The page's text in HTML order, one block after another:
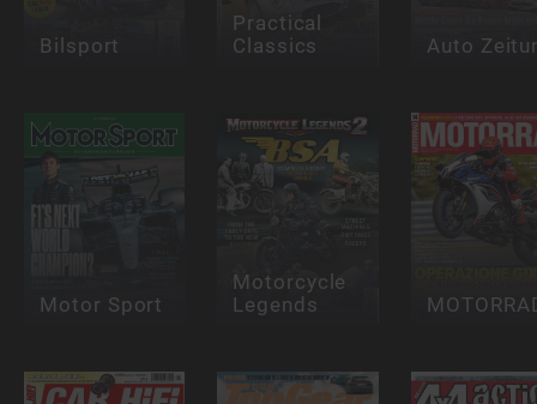
Bilsport
Practical
Classics Auto
Motor Sport
Motorcycle
Legends